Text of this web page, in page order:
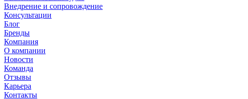
Внедрение и сопровождение
Консультации
Блог
Бренды
Компания
О компании
Новости
Команда
Отзывы
Карьера
Контакты